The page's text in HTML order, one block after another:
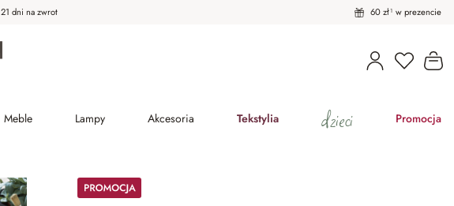
21 dni na zwrot 60 zł¹ w prezencie
Masz
Meble Lampy Akcesoria Tekstylia dzieci Promocja
Promocja